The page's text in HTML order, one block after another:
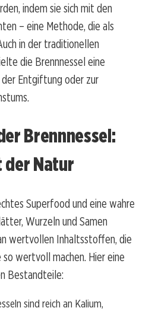
indem sie sich mit den
– eine Methode, die als
in der traditionellen
die Brennnessel eine
Entgiftung oder zur
Brennnessel:
der Natur
Superfood und eine wahre
Wurzeln und Samen
wertvollen Inhaltsstoffen, die
wertvoll machen. Hier eine
Bestandteile:
sind reich an Kalium,